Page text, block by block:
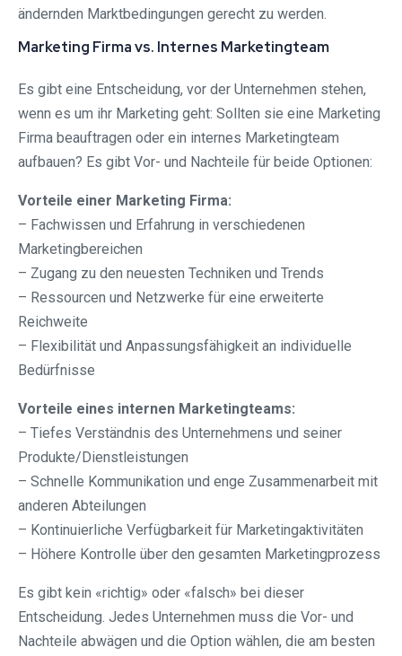
ändernden Marktbedingungen gerecht zu werden.
Marketing Firma vs. Internes Marketingteam
Es gibt eine Entscheidung, vor der Unternehmen stehen,
wenn es um ihr Marketing geht: Sollten sie eine Marketing
Firma beauftragen oder ein internes Marketingteam
aufbauen? Es gibt Vor- und Nachteile für beide Optionen:
Vorteile einer Marketing Firma:
– Fachwissen und Erfahrung in verschiedenen
Marketingbereichen
– Zugang zu den neuesten Techniken und Trends
– Ressourcen und Netzwerke für eine erweiterte
Reichweite
– Flexibilität und Anpassungsfähigkeit an individuelle
Bedürfnisse
Vorteile eines internen Marketingteams:
– Tiefes Verständnis des Unternehmens und seiner
Produkte/Dienstleistungen
– Schnelle Kommunikation und enge Zusammenarbeit mit
anderen Abteilungen
– Kontinuierliche Verfügbarkeit für Marketingaktivitäten
– Höhere Kontrolle über den gesamten Marketingprozess
Es gibt kein «richtig» oder «falsch» bei dieser
Entscheidung. Jedes Unternehmen muss die Vor- und
Nachteile abwägen und die Option wählen, die am besten